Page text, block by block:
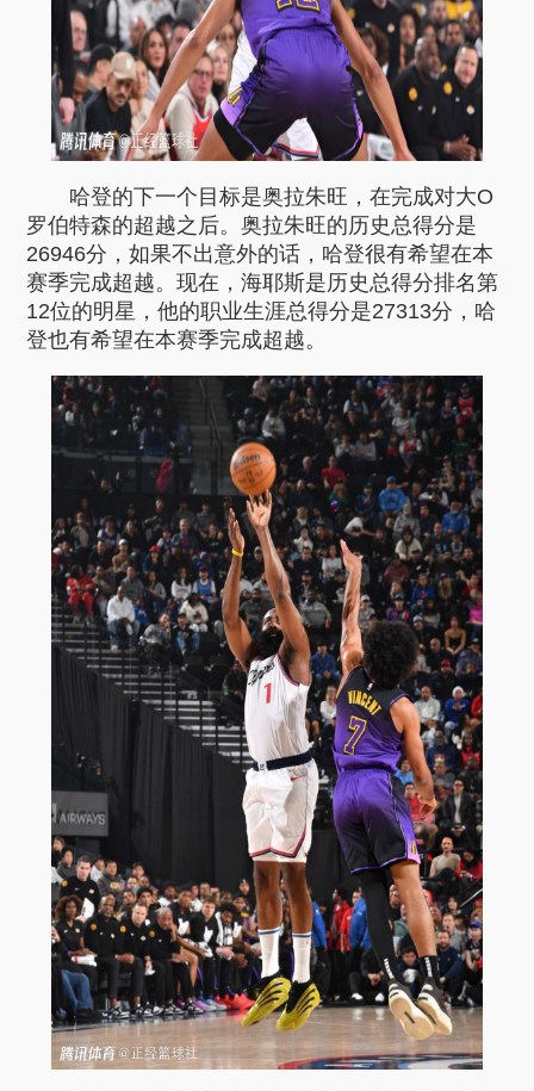
哈登的下一个目标是奥拉朱旺，在完成对大O
罗伯特森的超越之后。奥拉朱旺的历史总得分是
26946分，如果不出意外的话，哈登很有希望在本
赛季完成超越。现在，海耶斯是历史总得分排名第
12位的明星，他的职业生涯总得分是27313分，哈
登也有希望在本赛季完成超越。